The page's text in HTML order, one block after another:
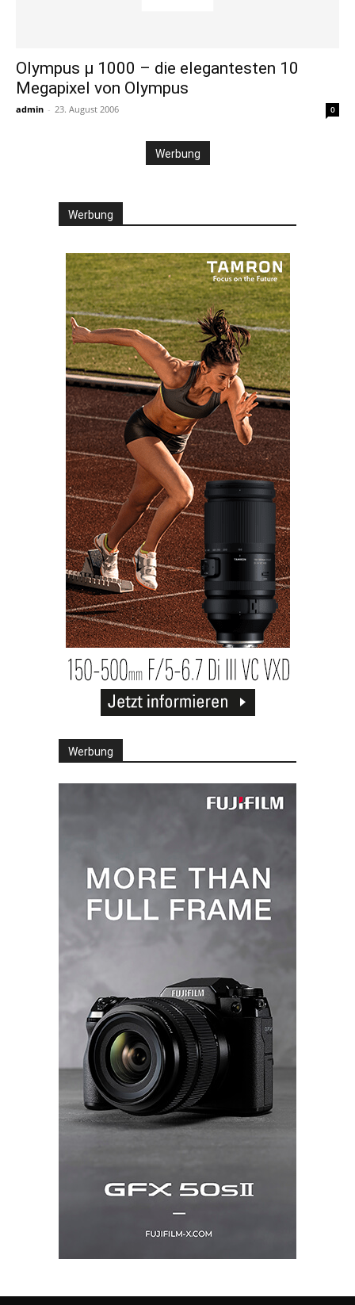
Olympus µ 1000 – die elegantesten 10
Megapixel von Olympus
admin - 23. August 2006 0
Werbung
Werbung
Werbung